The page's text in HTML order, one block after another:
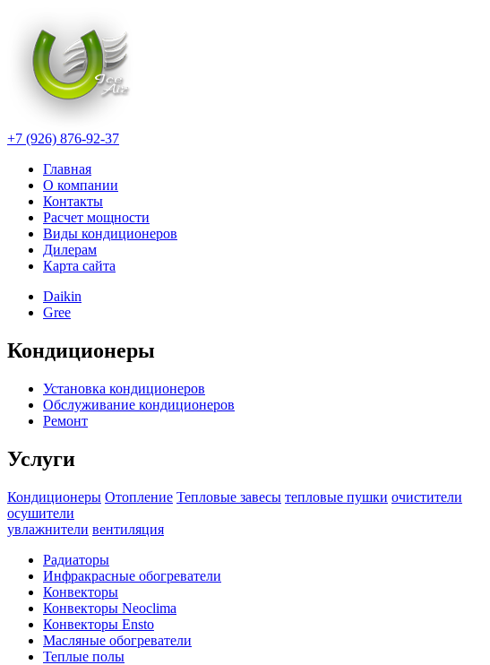
+7 (926) 876-92-37
Главная
О компании
Контакты
Расчет мощности
Виды кондиционеров
Дилерам
Карта сайта
Daikin
Gree
Кондиционеры
Установка кондиционеров
Обслуживание кондиционеров
Ремонт
Услуги
Кондиционеры Отопление Тепловые завесы тепловые пушки очистители
осушители
увлажнители вентиляция
Радиаторы
Инфракрасные обогреватели
Конвекторы
Конвекторы Neoclima
Конвекторы Ensto
Масляные обогреватели
Теплые полы